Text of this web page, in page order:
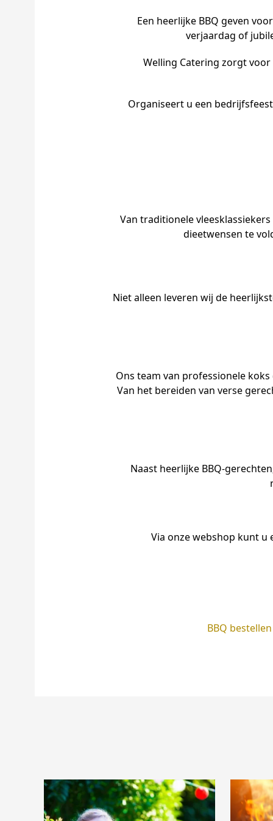
Een heerlijke BBQ geven
verjaardag of
Welling Catering zorgt
Organiseert u een
Van traditionele
dieetwensen te
Niet alleen leveren wij de
Ons team van professionele
Van het bereiden van verse
Naast heerlijke BBQ-
Via onze webshop kunt u
BBQ bestellen
Use
the
left